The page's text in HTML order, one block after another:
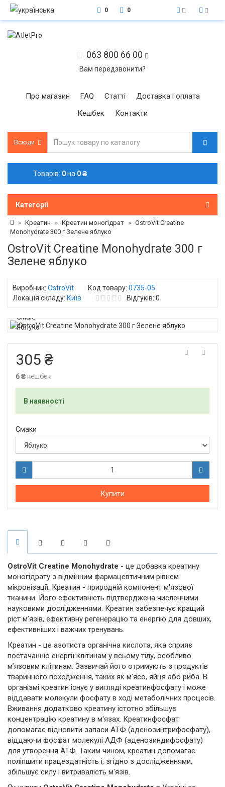
0 0
063 800 66 00
Вам передзвонити?
Про магазин FAQ Статті
Доставка і оплата
Кешбек
Контакти
Всюди
Товарів: 0на 0 ₴
Категорії
Креатин Креатин моногідрат
OstroVit Creatine
Monohydrate 300 г Зелене яблуко
OstroVit Creatine Monohydrate 300 г
Зелене яблуко
Виробник: OstroVit Код товару: 0735-05
Локація складу: Київ Відгуків: 0
305 ₴
6 ₴ кешбек
В наявності
Смаки
Купити
OstroVit Creatine Monohydrate - це добавка креатину
моногідрату з відмінним фармацевтичним рівнем
мікронізації. Креатин - природній компонент м'язової
тканини. Його ефективність підтверджена численними
науковими дослідженнями. Креатин забезпечує кращий
ріст м’язів, ефективну регенерацію та енергію для довших,
ефективніших і важчих тренувань.
Креатин - це азотиста органічна кислота, яка сприяє
постачанню енергії клітинам у всьому тілу, особливо
м’язовим клітинам. Зазвичай його отримують з продуктів
тваринного походження, таких як м'ясо, яйця або риба. В
організмі креатин існує у вигляді креатинфосфату і може
віддавати молекули фосфату в ході метаболічних процесів.
Вживання додатково креатину істотно збільшує
концентрацію креатину в м'язах. Креатинфосфат
допомагає відновити запаси АТФ (аденозинтрифосфату),
віддаючи фосфат молекулі АДФ (аденозиндифосфату)
для утворення АТФ. Таким чином, креатин допомагає
поліпшити працездатність і, згідно з дослідженнями,
збільшує силу і витривалість м'язів.